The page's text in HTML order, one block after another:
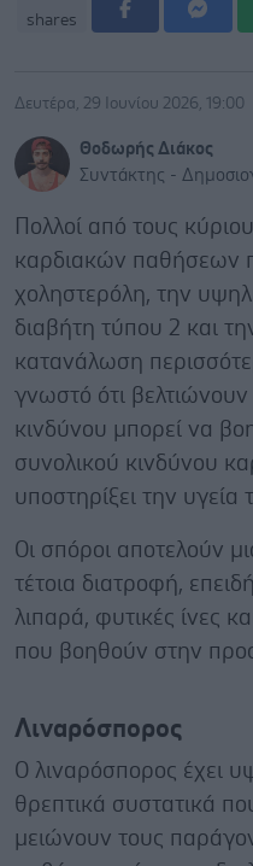
shares
Δευτέρα, 29 Ιουνίου 2026, 19:00
Θοδωρής Διάκος
Συντάκτης -
Πολλοί από τους
καρδιακών παθήσεων
χοληστερόλη, την
διαβήτη τύπου 2 και
κατανάλωση
γνωστό ότι
κινδύνου μπορεί να
συνολικού κινδύνου
υποστηρίξει την υγεία
Οι σπόροι αποτελούν
τέτοια διατροφή,
λιπαρά, φυτικές ίνες
που βοηθούν στην
Λιναρόσπορος
Ο λιναρόσπορος έχει
θρεπτικά συστατικά
μειώνουν τους